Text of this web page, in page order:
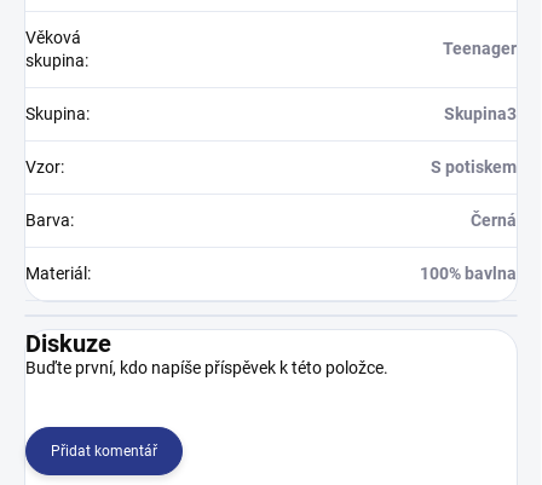
Věková
skupina:
Teenager
Skupina: Skupina3
Vzor: S potiskem
Barva: Černá
Materiál : 100% bavlna
Diskuze
Buďte první, kdo napíše příspěvek k této položce.
Přidat komentář